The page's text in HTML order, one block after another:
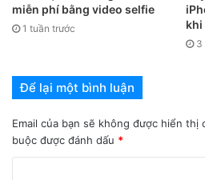
miễn phí bằng video selfie
1 tuần trước
khi
3
Để lại một bình luận
Email của bạn sẽ không được hiển thị
buộc được đánh dấu *